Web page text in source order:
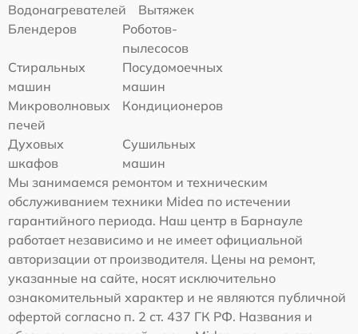
Водонагревателей
Вытяжек
Блендеров
Роботов-
пылесосов
Стиральных
машин
Посудомоечных
машин
Микроволновых
печей
Кондиционеров
Духовых
шкафов
Сушильных
машин
Мы занимаемся ремонтом и техническим
обслуживанием техники Midea по истечении
гарантийного периода. Наш центр в Барнауле
работает независимо и не имеет официальной
авторизации от производителя. Цены на ремонт,
указанные на сайте, носят исключительно
ознакомительный характер и не являются публичной
офертой согласно п. 2 ст. 437 ГК РФ. Названия и